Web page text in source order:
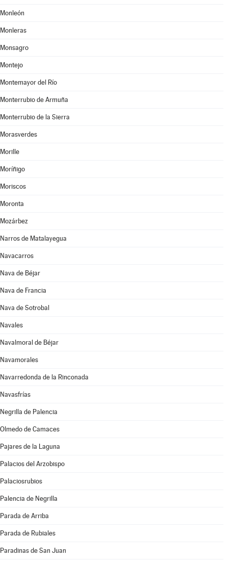
Monleón
Monleras
Monsagro
Montejo
Montemayor del Río
Monterrubio de Armuña
Monterrubio de la Sierra
Morasverdes
Morille
Moríñigo
Moriscos
Moronta
Mozárbez
Narros de Matalayegua
Navacarros
Nava de Béjar
Nava de Francia
Nava de Sotrobal
Navales
Navalmoral de Béjar
Navamorales
Navarredonda de la Rinconada
Navasfrías
Negrilla de Palencia
Olmedo de Camaces
Pajares de la Laguna
Palacios del Arzobispo
Palaciosrubios
Palencia de Negrilla
Parada de Arriba
Parada de Rubiales
Paradinas de San Juan